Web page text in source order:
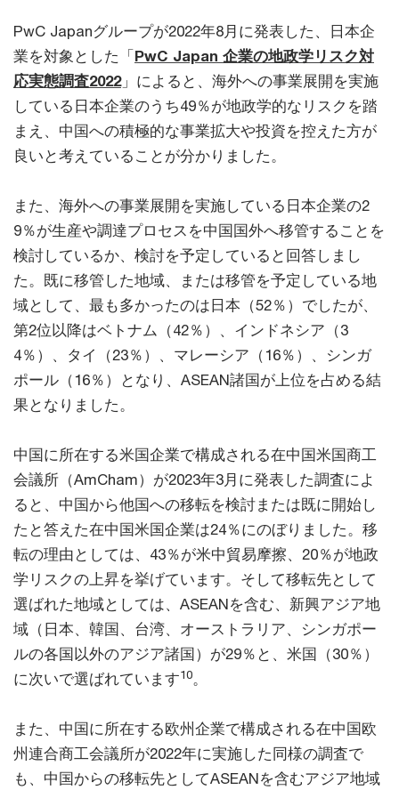
PwC Japanグループが2022年8月に発表した、日本企
業を対象とした「 PwC Japan 企業の地政学リスク対
応実態調査2022」によると、海外への事業展開を実施
している日本企業のうち49％が地政学的なリスクを踏
まえ、中国への積極的な事業拡大や投資を控えた方が
良いと考えていることが分かりました。
また、海外への事業展開を実施している日本企業の2
9％が生産や調達プロセスを中国国外へ移管することを
検討しているか、検討を予定していると回答しまし
た。既に移管した地域、または移管を予定している地
域として、最も多かったのは日本（52％）でしたが、
第2位以降はベトナム（42％）、インドネシア（3
4％）、タイ（23％）、マレーシア（16％）、シンガ
ポール（16％）となり、ASEAN諸国が上位を占める結
果となりました。
中国に所在する米国企業で構成される在中国米国商工
会議所（AmCham）が2023年3月に発表した調査によ
ると、中国から他国への移転を検討または既に開始し
たと答えた在中国米国企業は24％にのぼりました。移
転の理由としては、43％が米中貿易摩擦、20％が地政
学リスクの上昇を挙げています。そして移転先として
選ばれた地域としては、ASEANを含む、新興アジア地
域（日本、韓国、台湾、オーストラリア、シンガポー
ルの各国以外のアジア諸国）が29％と、米国（30％）
に次いで選ばれています10。
また、中国に所在する欧州企業で構成される在中国欧
州連合商工会議所が2022年に実施した同様の調査で
も、中国からの移転先としてASEANを含むアジア地域